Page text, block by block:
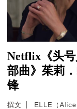
Netflix《头
部曲》茱莉
锋
撰文 ELLE（